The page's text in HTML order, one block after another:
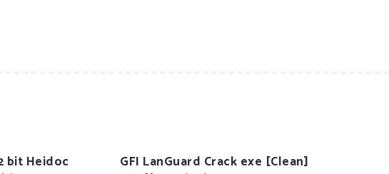
bit Heidoc
GFI LanGuard Crack exe [Clean]